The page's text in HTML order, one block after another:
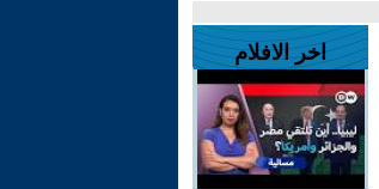
اخر الافلام